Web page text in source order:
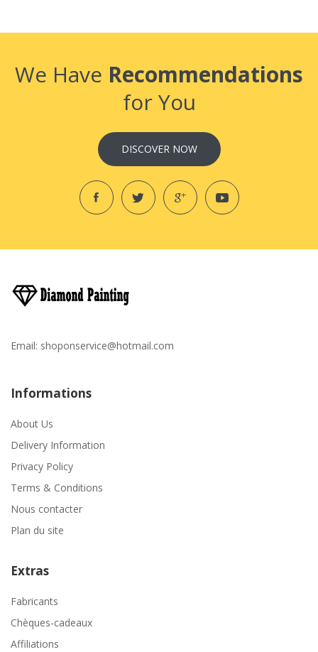
We Have Recommendations
for You
DISCOVER NOW
Email: shoponservice@hotmail.com
Informations
About Us
Delivery Information
Privacy Policy
Terms & Conditions
Nous contacter
Plan du site
Extras
Fabricants
Chèques-cadeaux
Affiliations